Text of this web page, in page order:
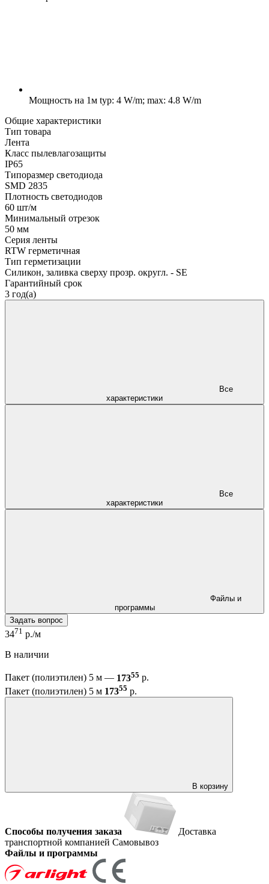
Мощность на 1м typ: 4 W/m; max: 4.8 W/m
Общие характеристики
Тип товара
Лента
Класс пылевлагозащиты
IP65
Типоразмер светодиода
SMD 2835
Плотность светодиодов
60 шт/м
Минимальный отрезок
50 мм
Серия ленты
RTW герметичная
Тип герметизации
Силикон, заливка сверху прозр. округл. - SE
Гарантийный срок
3 год(а)
характеристики
характеристики
программы
Задать вопрос
3471 р./м
В наличии
Пакет (полиэтилен) 5 м — 17355 р.
Пакет (полиэтилен) 5 м 17355 р.
В корзину
Способы получения заказа
Доставка
транспортной компанией Самовывоз
Файлы и программы